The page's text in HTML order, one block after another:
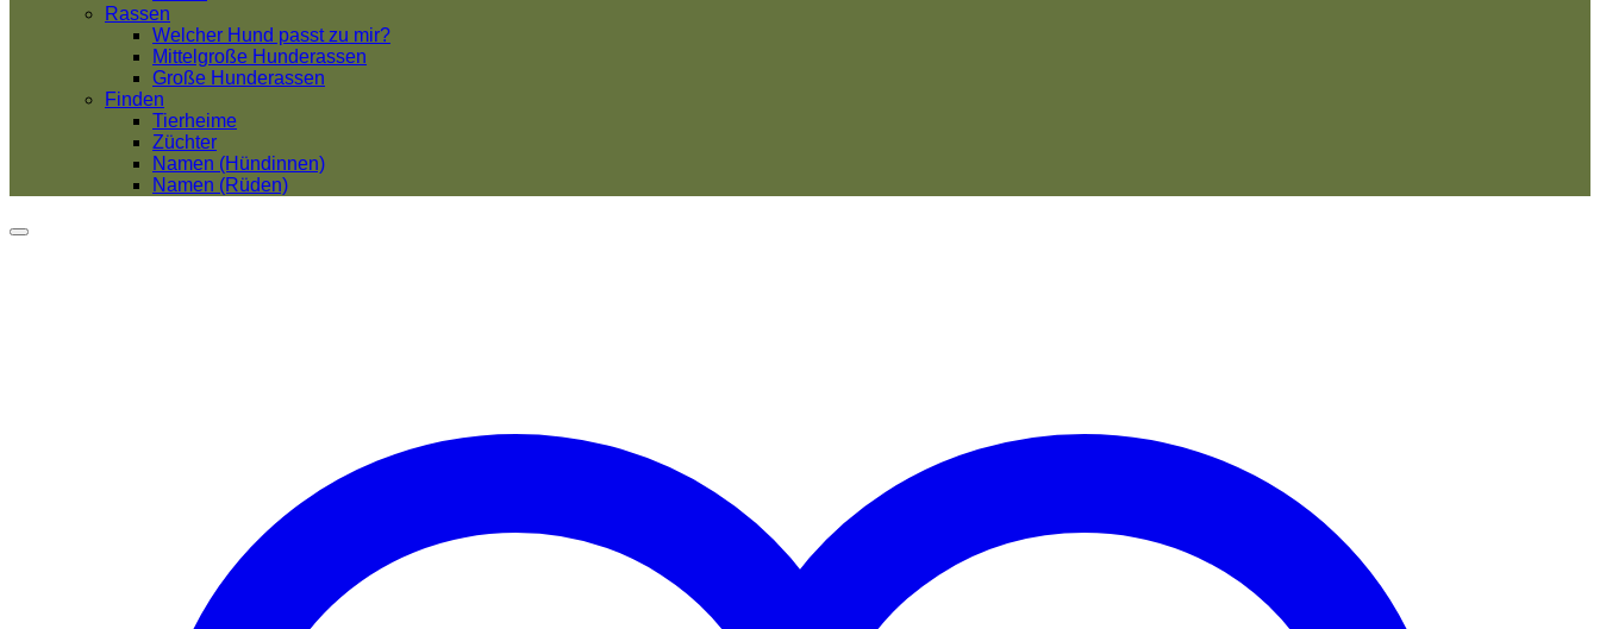
Rassen
Welcher Hund passt zu mir?
Mittelgroße Hunderassen
Große Hunderassen
Finden
Tierheime
Züchter
Namen (Hündinnen)
Namen (Rüden)